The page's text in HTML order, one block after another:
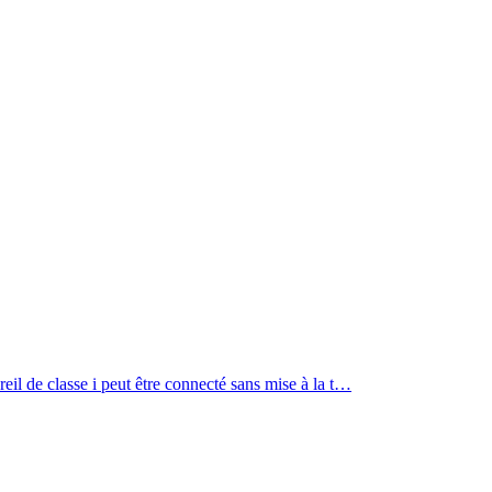
de classe i peut être connecté sans mise à la t…